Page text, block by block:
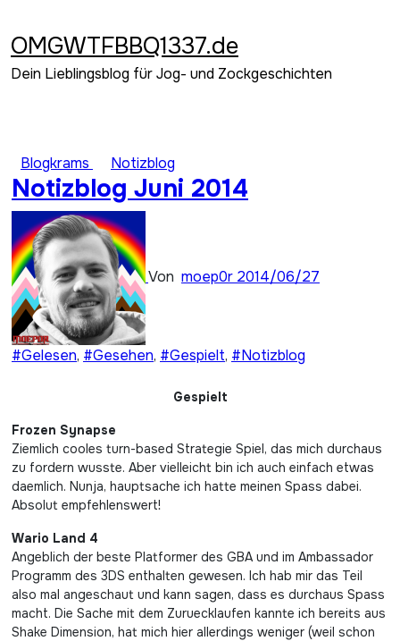
springen
OMGWTFBBQ1337.de
Dein Lieblingsblog für Jog- und Zockgeschichten
Blogkrams Notizblog
Notizblog Juni 2014
Von moep0r 2014/06/27
#Gelesen, #Gesehen, #Gespielt, #Notizblog
Gespielt
Frozen Synapse
Ziemlich cooles turn-based Strategie Spiel, das mich durchaus
zu fordern wusste. Aber vielleicht bin ich auch einfach etwas
daemlich. Nunja, hauptsache ich hatte meinen Spass dabei.
Absolut empfehlenswert!
Wario Land 4
Angeblich der beste Platformer des GBA und im Ambassador
Programm des 3DS enthalten gewesen. Ich hab mir das Teil
also mal angeschaut und kann sagen, dass es durchaus Spass
macht. Die Sache mit dem Zuruecklaufen kannte ich bereits aus
Shake Dimension, hat mich hier allerdings weniger (weil schon